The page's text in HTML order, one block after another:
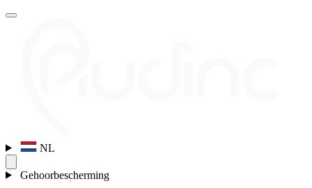
NL
Gehoorbescherming